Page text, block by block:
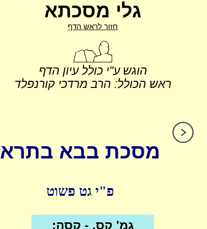
גלי מסכתא
חזור לראש הדף
הוגש ע"י כולל עיון הדף
ראש הכולל: הרב מרדכי קורנפלד
מסכת בבא בתרא
פ"י גט פשוט
גמ' קס. - קסה: